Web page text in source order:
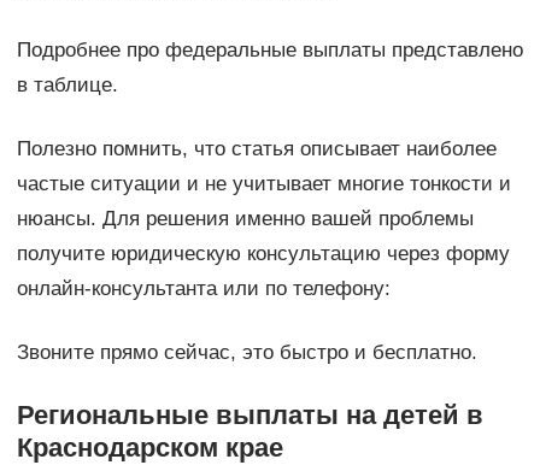
Подробнее про федеральные выплаты представлено
в таблице.
Полезно помнить, что статья описывает наиболее
частые ситуации и не учитывает многие тонкости и
нюансы. Для решения именно вашей проблемы
получите юридическую консультацию через форму
онлайн-консультанта или по телефону:
Звоните прямо сейчас, это быстро и бесплатно.
Региональные выплаты на детей в
Краснодарском крае